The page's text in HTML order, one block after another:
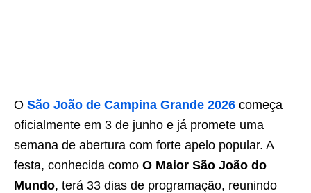
O São João de Campina Grande 2026 começa
oficialmente em 3 de junho e já promete uma
semana de abertura com forte apelo popular. A
festa, conhecida como O Maior São João do
Mundo, terá 33 dias de programação, reunindo